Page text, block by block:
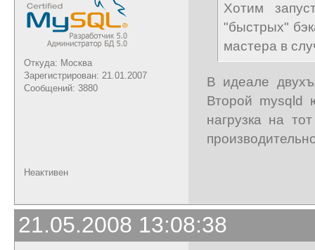
Откуда: Москва
Зарегистрирован: 21.01.2007
Сообщений: 3880
Хотим
"быстрых"
мастера в
В идеале
Второй mysqld
нагрузка на
Неактивен
21.05.2008 13:08:38